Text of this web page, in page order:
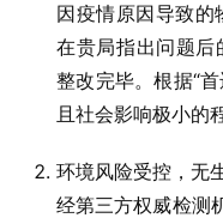
因疫情原因导致的
在贵局指出问题
整改完毕。根据“
且社会影响极小的
环境风险受控，无
经第三方权威检测